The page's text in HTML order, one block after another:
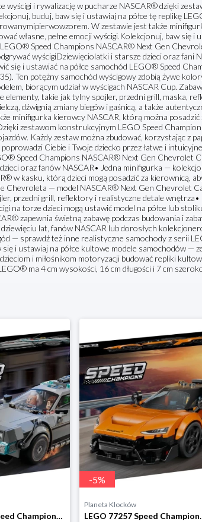
wyścigi i rywalizację w pucharze NASCAR® dzięki
buduj, baw się i ustawiaj na półce tę replikę
W zestawie jest także
własne, pełne emocji wyścigi.Kolekcjonuj, baw się i
Speed Champions NASCAR® Next Gen
wyścigiDziewięciolatki i starsze dzieci oraz fani
się i ustawiać na półce samochód LEGO® Speed
Ten potężny samochód wyścigowy zdobią żywe
biorącym udział w wyścigach NASCAR Cup.
elementy, takie jak tylny spojler, przedni grill, maska,
dźwignią zmiany biegów i gaśnicą, a także
minifigurka kierowcy NASCAR, którą można posadzić
zestawom konstrukcyjnym LEGO Speed
Każdy zestaw można zbudować, korzystając z
Ciebie i Twoje dziecko przez łatwe i
Speed Champions NASCAR® Next Gen Chevrolet
oraz fanów NASCAR• Jedna minifigurka —
w kasku, którą dzieci mogą posadzić za kierownicą,
Chevroleta — model NASCAR® Next Gen Chevrolet
przedni grill, reflektory i realistyczne detale
na torze dzieci mogą ustawić model na półce lub
zapewnia świetną zabawę podczas budowania i
lat, fanów NASCAR lub dorosłych
— sprawdź też inne realistyczne samochody z serii
się i ustawiaj na półce kultowe modele samochodów
i miłośnikom motoryzacji budować repliki
ma 4 cm wysokości, 16 cm długości i 7 cm
LEGO 77256 Speed Champions Wehikuł czasu z Powrotu do przyszłości Lego
-5%
Planeta Klocków
LEGO